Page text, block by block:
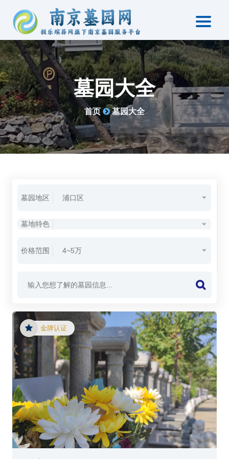
墓园大全
首页 墓园大全
墓园地区 浦口区
墓地特色
价格范围 4~5万
金牌认证